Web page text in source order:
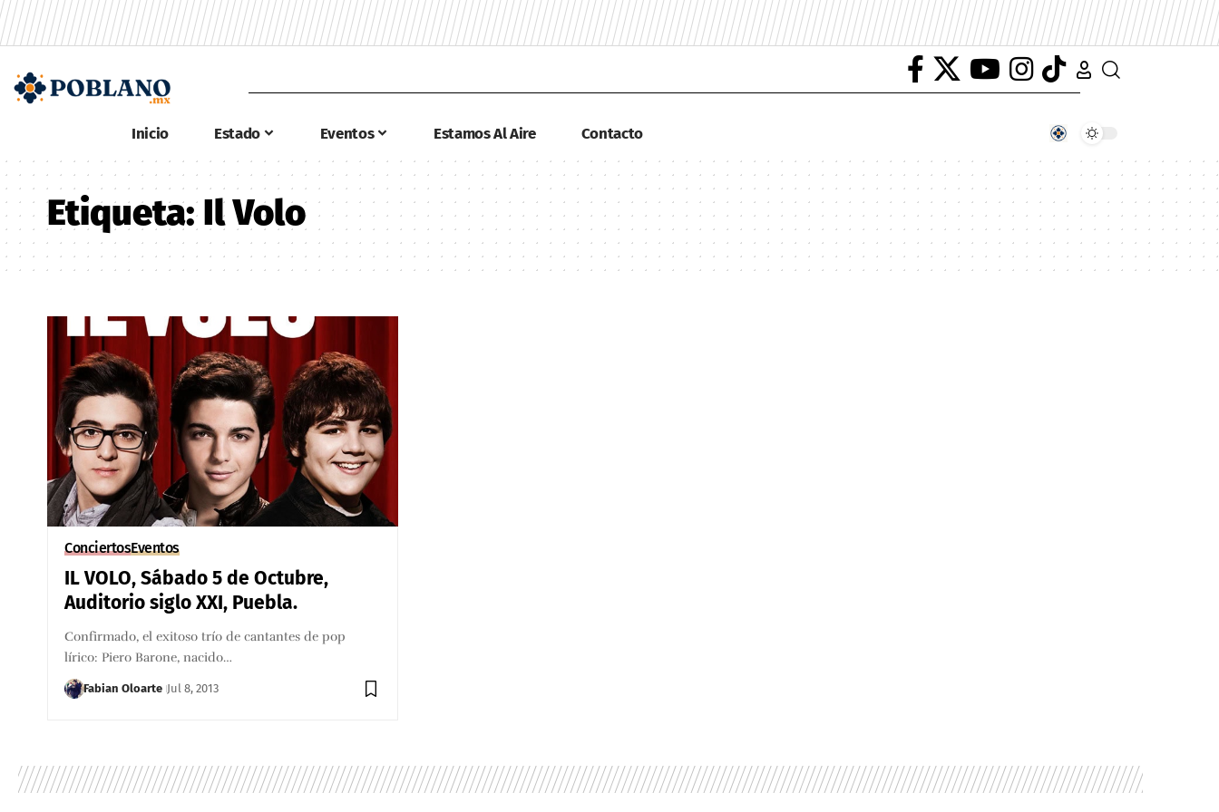
Inicio Estado Eventos Estamos Al Aire Contacto
Etiqueta:Il Volo
ConciertosEventos
IL VOLO, Sábado 5 de Octubre,
Auditorio siglo XXI, Puebla.
Confirmado, el exitoso trío de cantantes de pop
lírico: Piero Barone, nacido…
Fabian Oloarte Jul 8, 2013